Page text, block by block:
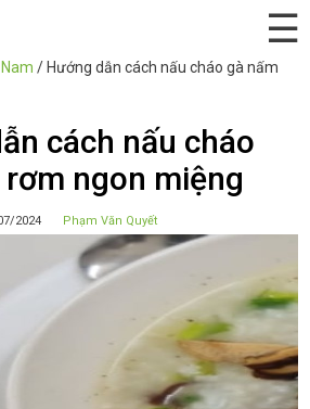
☰
/ Hướng dẫn cách nấu cháo gà nấm
cách nấu cháo
ngon miệng
2024 Phạm Văn Quyết